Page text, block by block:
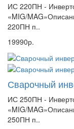
ИС 220ПН -
«MIG/
220ПН п..
19990р.
Сварочный
ИС 250ПН -
«MIG/
250ПН п..